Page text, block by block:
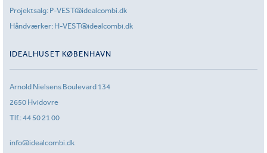
Projektsalg: P-VEST@idealcombi.dk
Håndværker: H-VEST@idealcombi.dk
IDEALHUSET KØBENHAVN
Arnold Nielsens Boulevard 134
2650 Hvidovre
Tlf.:44 50 21 00
info@idealcombi.dk